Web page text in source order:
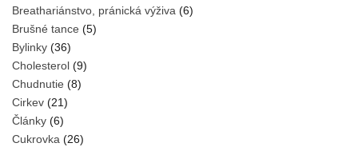
Breathariánstvo, pránická výživa (6)
Brušné tance (5)
Bylinky (36)
Cholesterol (9)
Chudnutie (8)
Cirkev (21)
Články (6)
Cukrovka (26)